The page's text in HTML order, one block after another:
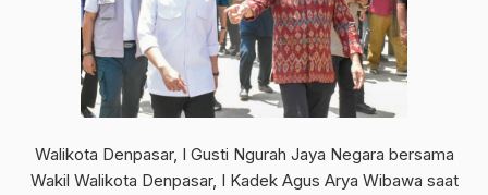
Walikota Denpasar, I Gusti Ngurah Jaya Negara bersama
Wakil Walikota Denpasar, I Kadek Agus Arya Wibawa saat